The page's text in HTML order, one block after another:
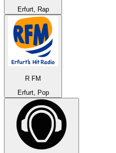
Erfurt, Rap
R FM
Erfurt, Pop